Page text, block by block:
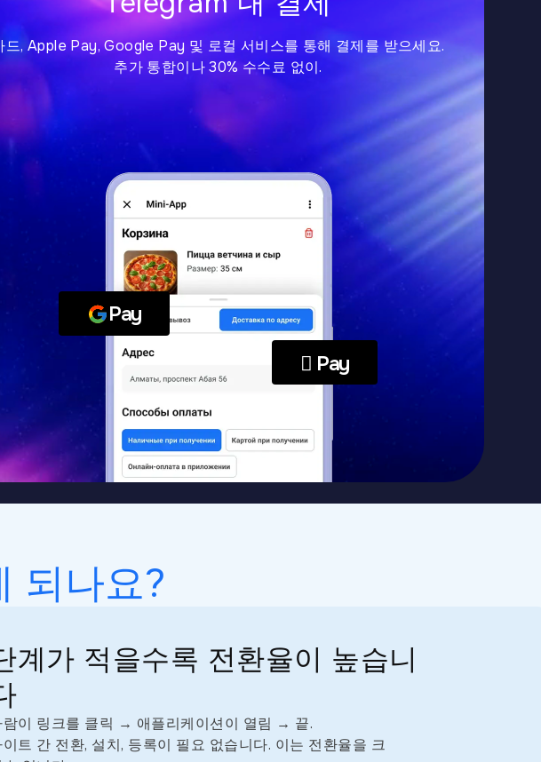
Pay
 Pay
드, Apple Pay, Google Pay 및 로컬 서비스를 통해 결제를 받으세요.
추가 통합이나 30% 수수료 없이.
되나요?
계가 적을수록 전환율이 높습니
람이 링크를 클릭 → 애플리케이션이 열림 → 끝.
트 간 전환, 설치, 등록이 필요 없습니다. 이는 전환율을 크